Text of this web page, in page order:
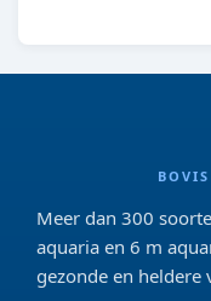
Meer dan 300
aquaria en 6 m
gezonde en heldere